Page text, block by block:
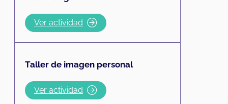
Ver actividad
Taller de imagen personal
Ver actividad